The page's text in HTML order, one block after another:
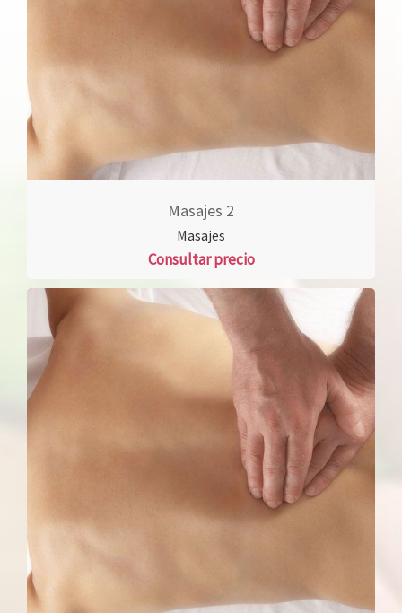
Masajes 2
Masajes
Consultar precio